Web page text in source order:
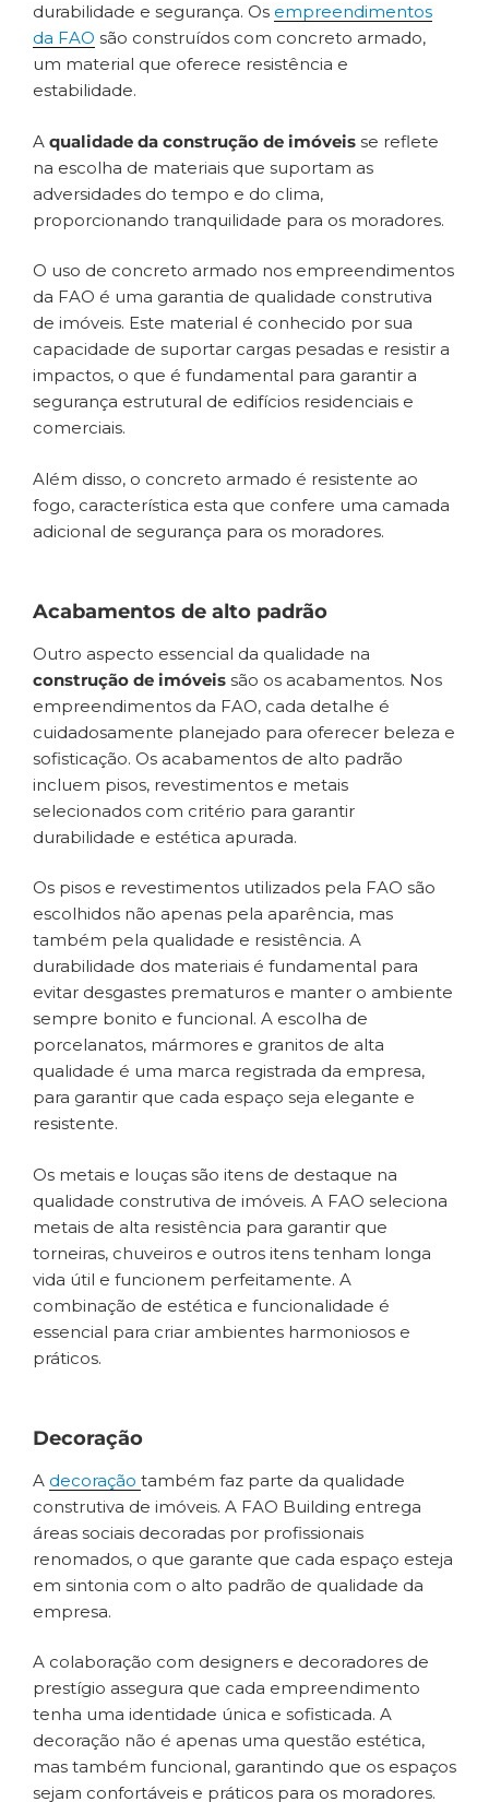
durabilidade e segurança. Os empreendimentos
da FAO são construídos com concreto armado,
um material que oferece resistência e
estabilidade.
A qualidade da construção de imóveis se reflete
na escolha de materiais que suportam as
adversidades do tempo e do clima,
proporcionando tranquilidade para os moradores.
O uso de concreto armado nos empreendimentos
da FAO é uma garantia de qualidade construtiva
de imóveis. Este material é conhecido por sua
capacidade de suportar cargas pesadas e resistir a
impactos, o que é fundamental para garantir a
segurança estrutural de edifícios residenciais e
comerciais.
Além disso, o concreto armado é resistente ao
fogo, característica esta que confere uma camada
adicional de segurança para os moradores.
Acabamentos de alto padrão
Outro aspecto essencial da qualidade na
construção de imóveis são os acabamentos. Nos
empreendimentos da FAO, cada detalhe é
cuidadosamente planejado para oferecer beleza e
sofisticação. Os acabamentos de alto padrão
incluem pisos, revestimentos e metais
selecionados com critério para garantir
durabilidade e estética apurada.
Os pisos e revestimentos utilizados pela FAO são
escolhidos não apenas pela aparência, mas
também pela qualidade e resistência. A
durabilidade dos materiais é fundamental para
evitar desgastes prematuros e manter o ambiente
sempre bonito e funcional. A escolha de
porcelanatos, mármores e granitos de alta
qualidade é uma marca registrada da empresa,
para garantir que cada espaço seja elegante e
resistente.
Os metais e louças são itens de destaque na
qualidade construtiva de imóveis. A FAO seleciona
metais de alta resistência para garantir que
torneiras, chuveiros e outros itens tenham longa
vida útil e funcionem perfeitamente. A
combinação de estética e funcionalidade é
essencial para criar ambientes harmoniosos e
práticos.
Decoração
A decoração também faz parte da qualidade
construtiva de imóveis. A FAO Building entrega
áreas sociais decoradas por profissionais
renomados, o que garante que cada espaço esteja
em sintonia com o alto padrão de qualidade da
empresa.
A colaboração com designers e decoradores de
prestígio assegura que cada empreendimento
tenha uma identidade única e sofisticada. A
decoração não é apenas uma questão estética,
mas também funcional, garantindo que os espaços
sejam confortáveis e práticos para os moradores.